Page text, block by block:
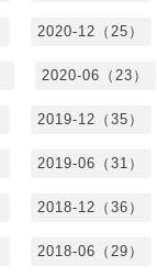
2020-12（25）
2020-06（23）
2019-12（35）
2019-06（31）
2018-12（36）
2018-06（29）